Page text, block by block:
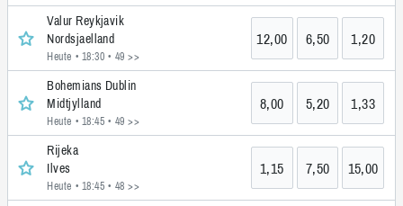
Valur Reykjavik
Nordsjaelland
Heute • 18:30 • 49 >>
12,00 6,50 1,20
Bohemians Dublin
Midtjylland
Heute • 18:45 • 49 >>
8,00 5,20 1,33
Rijeka
Ilves
Heute • 18:45 • 48 >>
1,15 7,50 15,00